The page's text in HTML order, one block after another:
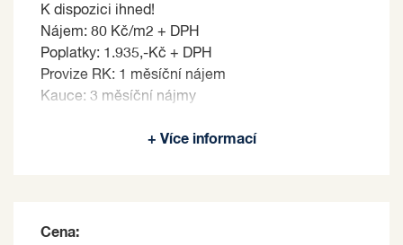
K dispozici ihned!
Nájem: 80 Kč/m2 + DPH
Poplatky: 1.935,-Kč + DPH
Provize RK: 1 měsíční nájem
Kauce: 3 měsíční nájmy
na základě jím zvolených kritérií.
+ Více informací
Cena: